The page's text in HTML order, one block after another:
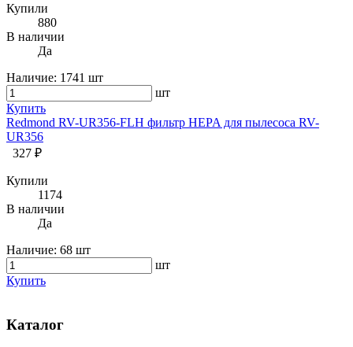
Купили
880
В наличии
Да
Наличие: 1741 шт
шт
Купить
Redmond RV-UR356-FLH фильтр HEPA для пылесоса RV-
UR356
327 ₽
Купили
1174
В наличии
Да
Наличие: 68 шт
шт
Купить
Каталог